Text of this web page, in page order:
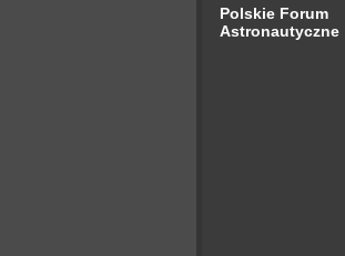
Polskie Forum
Astronautyczne